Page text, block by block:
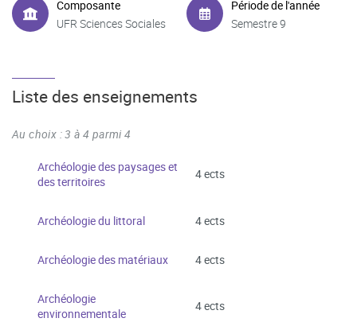
Composante
UFR Sciences Sociales
Période de l'année
Semestre 9
Liste des enseignements
Au choix : 3 à 4 parmi 4
Archéologie des paysages et
des territoires
4 ects
Archéologie du littoral 4 ects
Archéologie des matériaux 4 ects
Archéologie
environnementale
4 ects